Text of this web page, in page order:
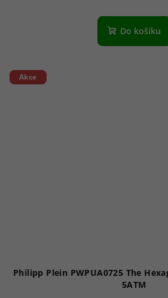
Do košíku
Akce
Philipp Plein PWPUA0725 The
5ATM